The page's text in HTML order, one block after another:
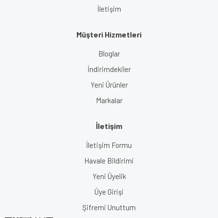
İletişim
Müşteri Hizmetleri
Bloglar
İndirimdekiler
Yeni Ürünler
Markalar
İletişim
İletişim Formu
Havale Bildirimi
Yeni Üyelik
Üye Girişi
Şifremi Unuttum